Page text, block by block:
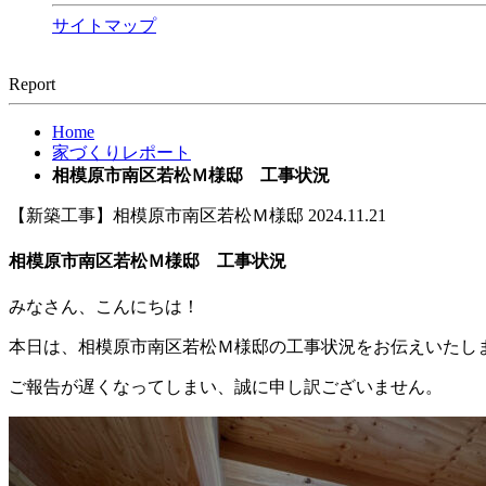
サイトマップ
Report
Home
家づくりレポート
相模原市南区若松Ｍ様邸 工事状況
【新築工事】相模原市南区若松Ｍ様邸 2024.11.21
相模原市南区若松Ｍ様邸 工事状況
みなさん、こんにちは！
本日は、相模原市南区若松Ｍ様邸の工事状況をお伝えいたし
ご報告が遅くなってしまい、誠に申し訳ございません。